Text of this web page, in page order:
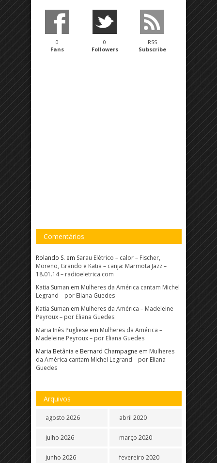
0
Fans
0
Followers
RSS
Subscribe
Comentários
Rolando S. em Sarau Elétrico – calor – Fischer,
Moreno, Grando e Katia – canja: Marmota Jazz –
18.01.14 – radioeletrica.com
Katia Suman em Mulheres da América cantam Michel
Legrand – por Eliana Guedes
Katia Suman em Mulheres da América – Madeleine
Peyroux – por Eliana Guedes
Maria Inês Pugliese em Mulheres da América –
Madeleine Peyroux – por Eliana Guedes
Maria Betânia e Bernard Champagne em Mulheres
da América cantam Michel Legrand – por Eliana
Guedes
Arquivos
agosto 2026
julho 2026
junho 2026
abril 2020
março 2020
fevereiro 2020